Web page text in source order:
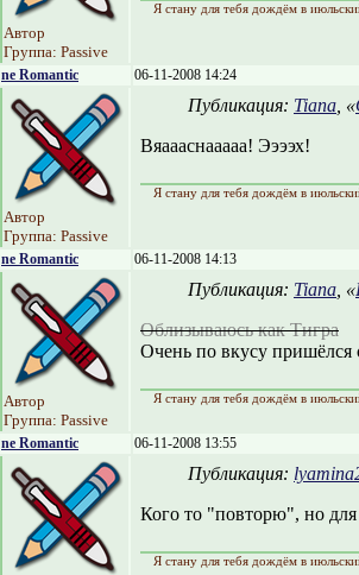
Автор
Группа: Passive
Я стану для тебя дождём в
ne Romantic 06-11-2008 14:24
Автор
Группа: Passive
Публикация: Tiana , «
Вяаааснааааа! Ээээх!
Я стану для тебя дождём в
ne Romantic 06-11-2008 14:13
Автор
Группа: Passive
Публикация: Tiana , «
Облизываюсь как Тигра
Очень по вкусу пришёлся
Я стану для тебя дождём в
ne Romantic 06-11-2008 13:55
Публикация:
Кого то "повторю", но для
Я стану для тебя дождём в